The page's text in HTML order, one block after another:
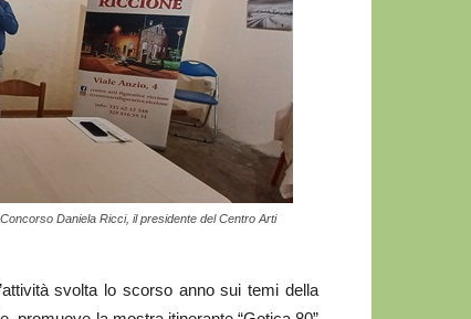
Daniela Ricci, il presidente del Centro Arti
svolta lo scorso anno sui temi della